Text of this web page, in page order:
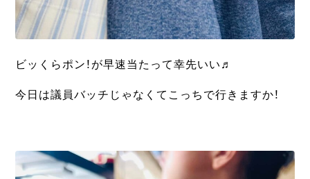
ビッくらポン！が早速当たって幸先いい♬
今日は議員バッチじゃなくてこっちで行きますか！